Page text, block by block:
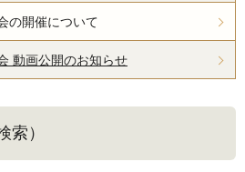
の開催について
動画公開のお知らせ
索）